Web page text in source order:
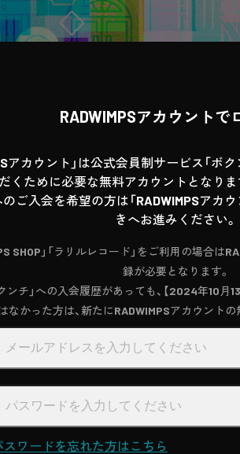
RADWIMPSアカウントで
アカウント」は公式会員制サービス「ボク
くために必要な無料アカウントとなりま
のご入会を希望の方は「RADWIMPSアカ
きへお進みください。
SHOP」「ラリルレコード」をご利用の場合は
録が必要となります。
チ」への入会履歴があっても、【2024年10月
なかった方は、新たにRADWIMPSアカウント
スワードを忘れた方はこちら